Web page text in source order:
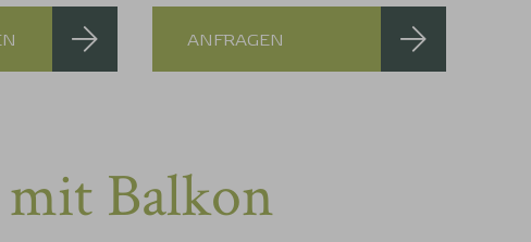
ANFRAGEN
Balkon